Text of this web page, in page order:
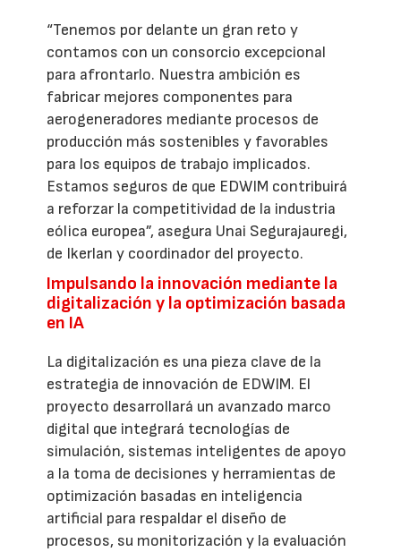
“Tenemos por delante un gran reto y
contamos con un consorcio excepcional
para afrontarlo. Nuestra ambición es
fabricar mejores componentes para
aerogeneradores mediante procesos de
producción más sostenibles y favorables
para los equipos de trabajo implicados.
Estamos seguros de que EDWIM contribuirá
a reforzar la competitividad de la industria
eólica europea”, asegura Unai Segurajauregi,
de Ikerlan y coordinador del proyecto.
Impulsando la innovación mediante la
digitalización y la optimización basada
en IA
La digitalización es una pieza clave de la
estrategia de innovación de EDWIM. El
proyecto desarrollará un avanzado marco
digital que integrará tecnologías de
simulación, sistemas inteligentes de apoyo
a la toma de decisiones y herramientas de
optimización basadas en inteligencia
artificial para respaldar el diseño de
procesos, su monitorización y la evaluación